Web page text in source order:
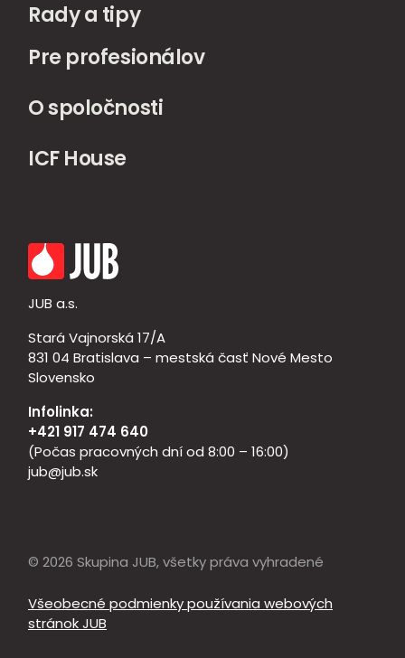
Rady a tipy
Pre profesionálov
O spoločnosti
ICF House
JUB a.s.
Stará Vajnorská 17/A
831 04 Bratislava – mestská časť Nové Mesto
Slovensko
Infolinka:
+421 917 474 640
(Počas pracovných dní od 8:00 – 16:00)
jub@jub.sk
© 2026 Skupina JUB, všetky práva vyhradené
Všeobecné podmienky používania webových
stránok JUB